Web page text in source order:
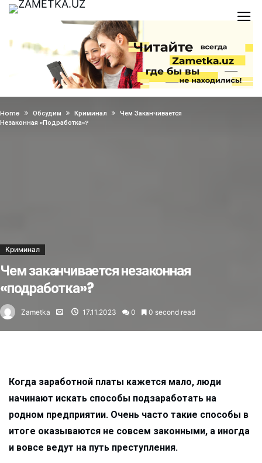
Home Обсудим Криминал
Чем Заканчивается
Незаконная «подработка»?
Криминал
Чем заканчивается незаконная
«подработка»?
Zametka 17.11.2023 0 0 second read
Когда заработной платы кажется мало, люди
начинают искать способы подзаработать на
родном предприятии. Очень часто такие способы в
итоге оказываются не совсем законными, а иногда
и вовсе ведут на путь преступления.